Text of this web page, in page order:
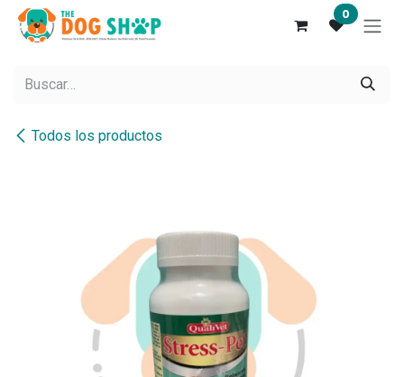
Ir al contenido 0
Todos los productos